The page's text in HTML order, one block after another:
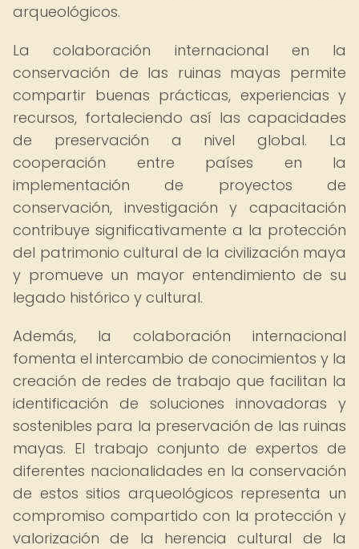
arqueológicos.
La colaboración internacional en la
conservación de las ruinas mayas permite
compartir buenas prácticas, experiencias y
recursos, fortaleciendo así las capacidades
de preservación a nivel global. La
cooperación entre países en la
implementación de proyectos de
conservación, investigación y capacitación
contribuye significativamente a la protección
del patrimonio cultural de la civilización maya
y promueve un mayor entendimiento de su
legado histórico y cultural.
Además, la colaboración internacional
fomenta el intercambio de conocimientos y la
creación de redes de trabajo que facilitan la
identificación de soluciones innovadoras y
sostenibles para la preservación de las ruinas
mayas. El trabajo conjunto de expertos de
diferentes nacionalidades en la conservación
de estos sitios arqueológicos representa un
compromiso compartido con la protección y
valorización de la herencia cultural de la